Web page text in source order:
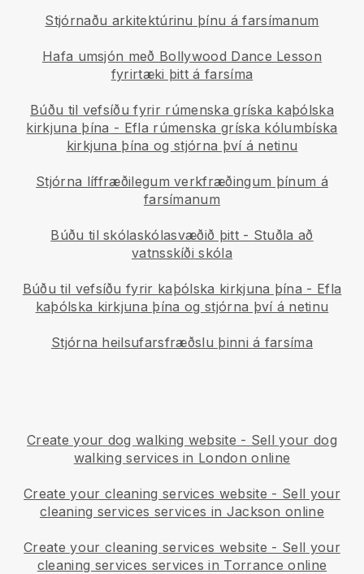
Stjórnaðu arkitektúrinu þínu á farsímanum
Hafa umsjón með Bollywood Dance Lesson
fyrirtæki þitt á farsíma
Búðu til vefsíðu fyrir rúmenska gríska kaþólska
kirkjuna þína - Efla rúmenska gríska kólumbíska
kirkjuna þína og stjórna því á netinu
Stjórna líffræðilegum verkfræðingum þínum á
farsímanum
Búðu til skólaskólasvæðið þitt- Stuðla að
vatnsskíði skóla
Búðu til vefsíðu fyrir kaþólska kirkjuna þína - Efla
kaþólska kirkjuna þína og stjórna því á netinu
Stjórna heilsufarsfræðslu þinni á farsíma
Create your dog walking website - Sell your dog
walking services in London online
Create your cleaning services website - Sell your
cleaning services services in Jackson online
Create your cleaning services website - Sell your
cleaning services services in Torrance online